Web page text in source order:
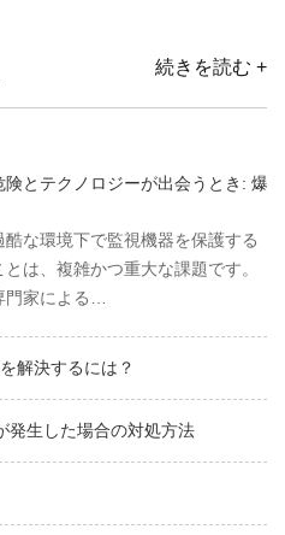
続きを読む +
険とテクノロジーが出会うとき: 爆
酷な環境下で監視機器を保護する
とは、複雑かつ重大な課題です。
門家による…
解決するには？
発生した場合の対処方法